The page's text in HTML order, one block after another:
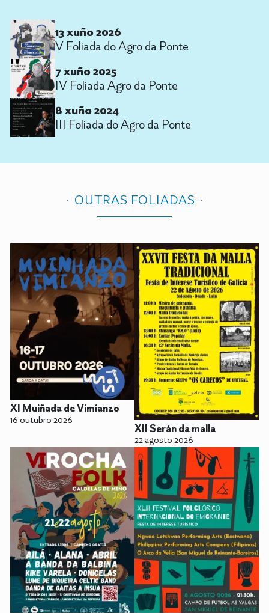
13 xuño 2026
V Foliada do Agro da Ponte
7 xuño 2025
IV Foliada Agro da Ponte
8 xuño 2024
III Foliada do Agro da Ponte
OUTRAS FOLIADAS
XI Muiñada de Vimianzo
16 outubro 2026
XII Serán da malla
22 agosto 2026